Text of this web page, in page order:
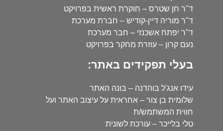
ד"ר חן שטרס – חוקרת ראשית בפרויקט
ד"ר מוריה דיין-קודיש – חברת מערכת
ד"ר יפתח אשכנזי – חבר מערכת
נעם קרון – עוזרת מחקר בפרויקט
בעלי תפקידים באתר:
עידו אנג'ל בוהדנה – בונה האתר
שלומית בן צור – אחראית על עיצוב האתר ועל
חווית המשתמש/ת
טלי בלייכר – עורכת לשונית